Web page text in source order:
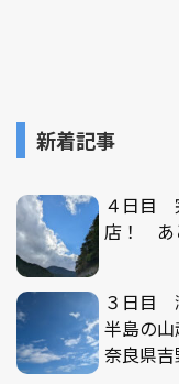
新着記事
４日目
店！ あ
３日目
半島の
奈良県吉